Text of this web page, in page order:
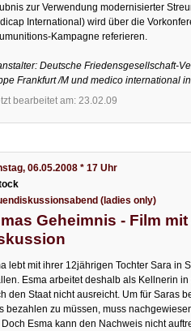
zur Verwendung modernisierter
International) wird über die
Kampagne referieren.
Deutsche Friedensgesellschaft-
Frankfurt /M und medico international
bearbeitet am: 23.02.09
06.05.2008 * 17 Uhr
(ladies only)
Geheimnis - Film
lebt mit ihrer 12jährigen Tochter Sara in
Esma arbeitet deshalb als Kellnerin
den Staat nicht ausreicht. Um für Saras
bezahlen zu müssen, muss
Doch Esma kann den Nachweis nicht